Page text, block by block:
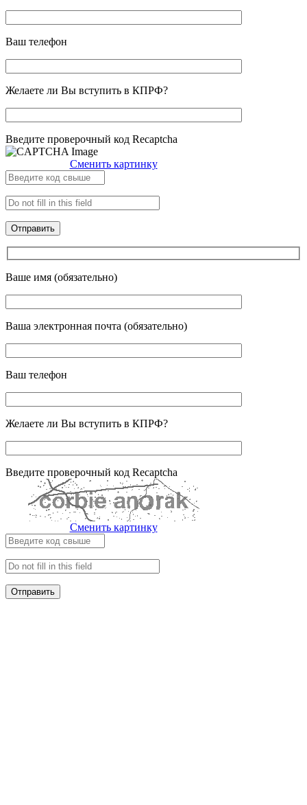
Ваш телефон
Желаете ли Вы вступить в КПРФ?
Введите проверочный код Recaptcha
Сменить картинку
Ваше имя (обязательно)
Ваша электронная почта (обязательно)
Ваш телефон
Желаете ли Вы вступить в КПРФ?
Введите проверочный код Recaptcha
Сменить картинку